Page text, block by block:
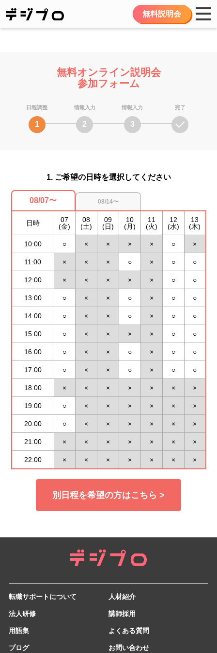
無料説明会
無料オンライン説明会
参加フォーム
日程調整
1
情報入力
2
情報入力
3
完了
1. ご希望の日時を選択してください
08/07〜 08/14〜
日時
07
(金)
08
(土)
09
(日)
10
(月)
11
(火)
12
(水)
13
(木)
10:00 ○ × × × × ○ ×
11:00 × × × ○ × ○ ○
12:00 × × × × × ○ ○
13:00 ○ × × ○ × ○ ○
14:00 ○ × × ○ × ○ ○
15:00 ○ × × × × ○ ○
16:00 ○ × × ○ × ○ ○
17:00 ○ × × ○ × ○ ○
18:00 × × × × × × ×
19:00 ○ × × × × × ×
20:00 ○ × × × × × ×
21:00 × × × × × × ×
22:00 × × × × × × ×
別日程を希望の方はこちら >
転職サポートについて 人材紹介
法人研修 講師採用
用語集 よくある質問
ブログ お問い合わせ